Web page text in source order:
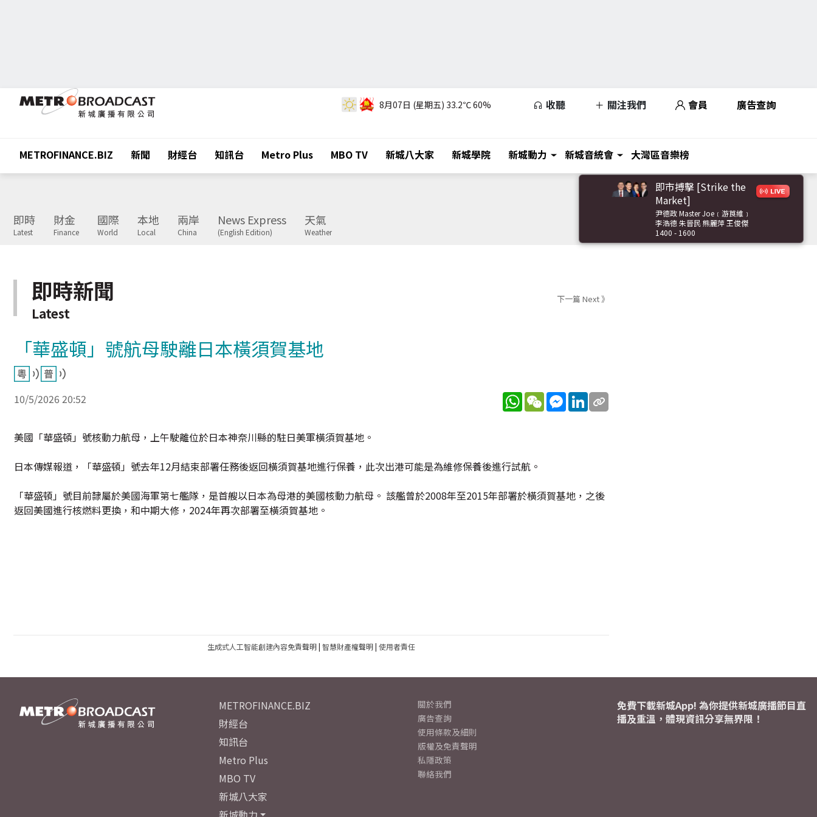
8月07日 (星期五) 33.2℃60% 收聽 關注我們 會員 廣告查詢
METROFINANCE.BIZ 新聞 財經台 知訊台 Metro Plus MBO TV 新城八大家 新城學院 新城動力 新城音統會 大灣區音樂榜
即時
Latest
財金
Finance
國際
World
本地
Local
兩岸
China
News Express
(English Edition)
天氣
Weather
即市搏擊 [Strike the
Market]
尹德政 Master Joe﹝游莨維﹞
李浩德 朱晉民 熊麗萍 王俊傑
1400 - 1600
即時新聞
Latest
下一篇 Next 》
「華盛頓」號航母駛離日本橫須賀基地
10/5/2026 20:52 WhatsApp
WeChatMessenger
LinkedIn
美國「華盛頓」號核動力航母，上午駛離位於日本神奈川縣的駐日美軍橫須賀基地。
日本傳媒報道，「華盛頓」號去年12月結束部署任務後返回橫須賀基地進行保養，此次出港可能是為維修保養後進行試航。
「華盛頓」號目前隸屬於美國海軍第七艦隊，是首艘以日本為母港的美國核動力航母。 該艦曾於2008年至2015年部署於橫須賀基地，之後
返回美國進行核燃料更換，和中期大修，2024年再次部署至橫須賀基地。
生成式人工智能創建內容免責聲明| 智慧財產權聲明| 使用者責任
METROFINANCE.BIZ
財經台
知訊台
Metro Plus
MBO TV
新城八大家
關於我們
廣告查詢
使用條款及細則
版權及免責聲明
私隱政策
聯絡我們
免費下載新城App! 為你提供新城廣播節目直
播及重溫，體現資訊分享無界限！